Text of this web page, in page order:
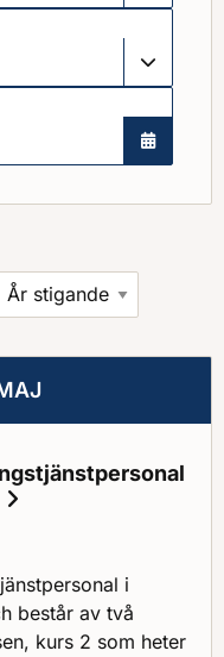
i
består av två
kurs 2 som heter